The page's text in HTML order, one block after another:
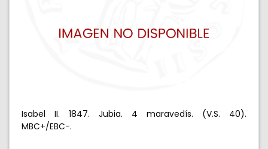
Isabel II. 1847. Jubia. 4 maravedís. (V.S. 40).
MBC+/EBC-.